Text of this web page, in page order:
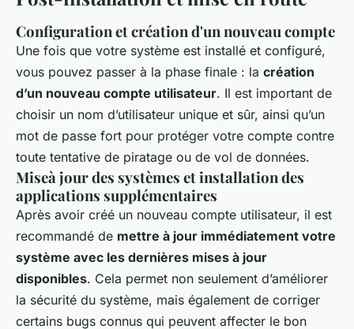
Configuration et création d'un nouveau compte
Une fois que votre système est installé et configuré,
vous pouvez passer à la phase finale : la création
d’un nouveau compte utilisateur. Il est important de
choisir un nom d’utilisateur unique et sûr, ainsi qu’un
mot de passe fort pour protéger votre compte contre
toute tentative de piratage ou de vol de données.
Miseà jour des systèmes et installation des
applications supplémentaires
Après avoir créé un nouveau compte utilisateur, il est
recommandé de mettre à jour immédiatement votre
système avec les dernières mises à jour
disponibles. Cela permet non seulement d’améliorer
la sécurité du système, mais également de corriger
certains bugs connus qui peuvent affecter le bon